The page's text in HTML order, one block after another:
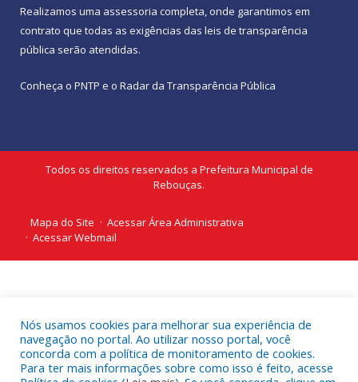
Realizamos uma assessoria completa, onde garantimos em
contrato que todas as exigências das leis de transparência
pública serão atendidas.
Conheça o PNTP e o Radar da Transparência Pública
Todos os direitos reservados a Prefeitura Municipal de
Rebouças.
Mapa do Site
Acessar Área Administrativa
Acessar Webmail
Nós usamos cookies para melhorar sua experiência de
navegação no portal. Ao utilizar nosso portal, você
concorda com a política de monitoramento de cookies.
Para ter mais informações sobre como isso é feito, acesse